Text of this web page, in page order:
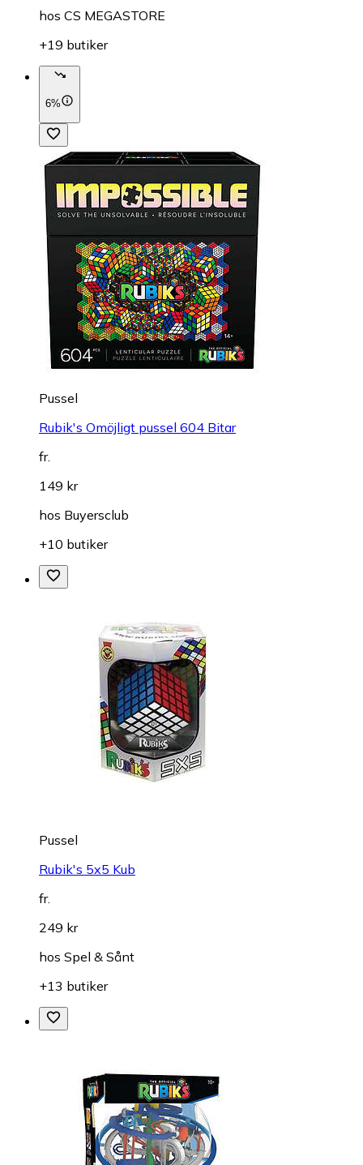
hos CS MEGASTORE
+19 butiker
6%
Pussel
Rubik's Omöjligt pussel 604 Bitar
fr.
149 kr
hos Buyersclub
+10 butiker
Pussel
Rubik's 5x5 Kub
fr.
249 kr
hos Spel & Sånt
+13 butiker